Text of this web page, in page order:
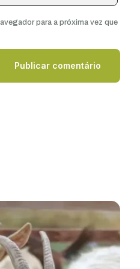
para a próxima vez que